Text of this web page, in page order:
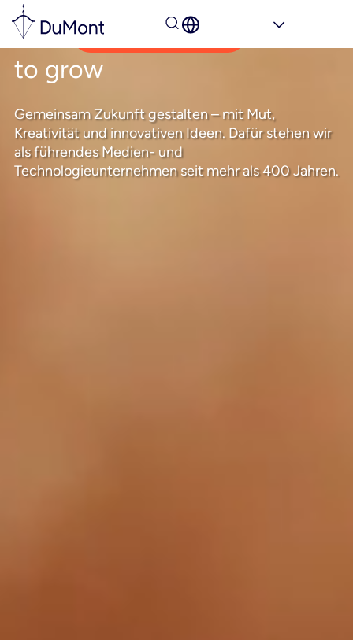
Your
Community
to grow
Gemeinsam Zukunft gestalten – mit Mut,
Kreativität und innovativen Ideen. Dafür stehen wir
als führendes Medien- und
Technologieunternehmen seit mehr als 400 Jahren.